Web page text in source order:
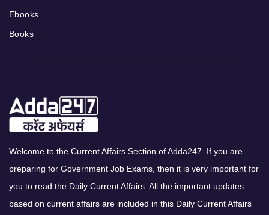
Ebooks
Books
Welcome to the Current Affairs Section of Adda247. If you are
preparing for Government Job Exams, then it is very important for
you to read the Daily Current Affairs. All the important updates
based on current affairs are included in this Daily Current Affairs